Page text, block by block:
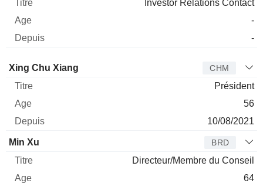
Investor Relations Contact
-
-
Administrateur Titre
Xing Chu Xiang CHM
Président
56
10/08/2021
Min Xu BRD
Directeur/Membre du Conseil
64